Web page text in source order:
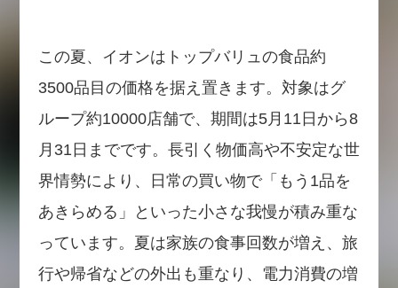
この夏、イオンはトップバリュの食品約
3500品目の価格を据え置きます。対象はグ
ループ約10000店舗で、期間は5月11日から8
月31日までです。長引く物価高や不安定な世
界情勢により、日常の買い物で「もう1品を
あきらめる」といった小さな我慢が積み重な
っています。夏は家族の食事回数が増え、旅
行や帰省などの外出も重なり、電力消費の増